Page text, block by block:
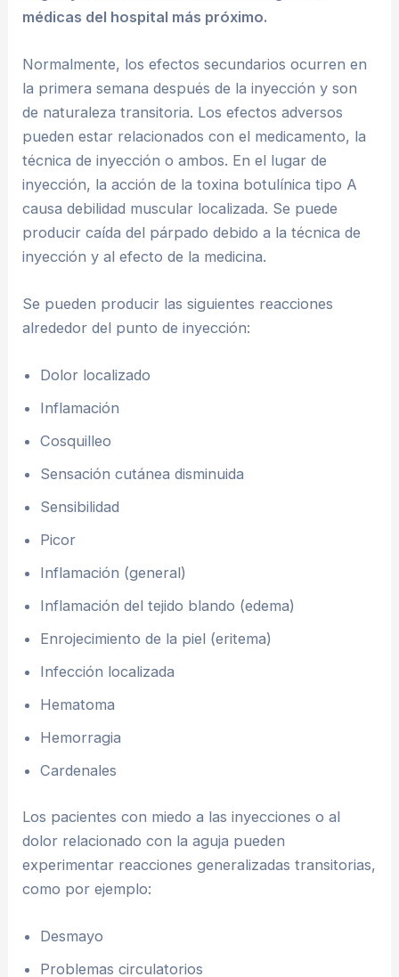
médicas del hospital más próximo.
Normalmente, los efectos secundarios ocurren en
la primera semana después de la inyección y son
de naturaleza transitoria. Los efectos adversos
pueden estar relacionados con el medicamento, la
técnica de inyección o ambos. En el lugar de
inyección, la acción de la toxina botulínica tipo A
causa debilidad muscular localizada. Se puede
producir caída del párpado debido a la técnica de
inyección y al efecto de la medicina.
Se pueden producir las siguientes reacciones
alrededor del punto de inyección:
Dolor localizado
Inflamación
Cosquilleo
Sensación cutánea disminuida
Sensibilidad
Picor
Inflamación (general)
Inflamación del tejido blando (edema)
Enrojecimiento de la piel (eritema)
Infección localizada
Hematoma
Hemorragia
Cardenales
Los pacientes con miedo a las inyecciones o al
dolor relacionado con la aguja pueden
experimentar reacciones generalizadas transitorias,
como por ejemplo:
Desmayo
Problemas circulatorios